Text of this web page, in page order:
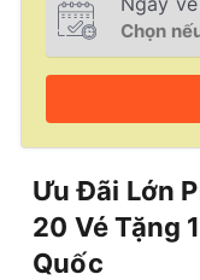
Ưu Đãi Lớn
20 Vé Tặng
Quốc